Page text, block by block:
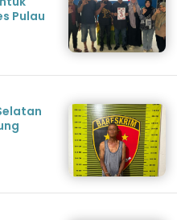
Pulau